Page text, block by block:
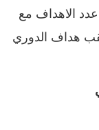
ان يحطم رقم 12 في عدد الاهداف مع
هداف الدوري